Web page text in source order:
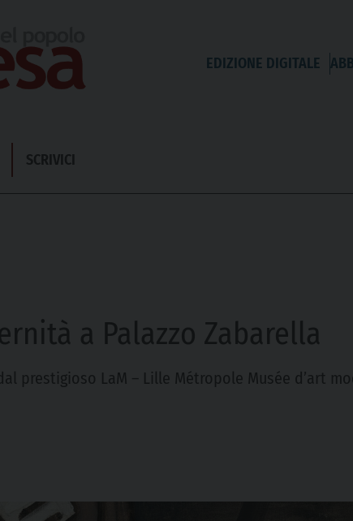
EDIZIONE DIGITALE
SCRIVICI
a Palazzo Zabarella
prestigioso LaM – Lille Métropole Musée d’art